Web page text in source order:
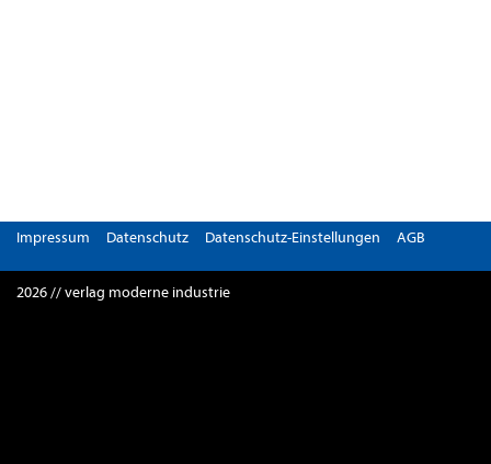
Impressum Datenschutz Datenschutz-Einstellungen AGB
2026 // verlag moderne industrie